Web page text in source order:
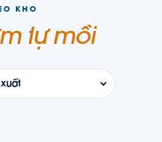
KHO
tự mồi